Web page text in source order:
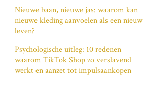
Nieuwe baan, nieuwe jas: waarom kan
nieuwe kleding aanvoelen als een nieuw
leven?
Psychologische uitleg: 10 redenen
waarom TikTok Shop zo verslavend
werkt en aanzet tot impulsaankopen